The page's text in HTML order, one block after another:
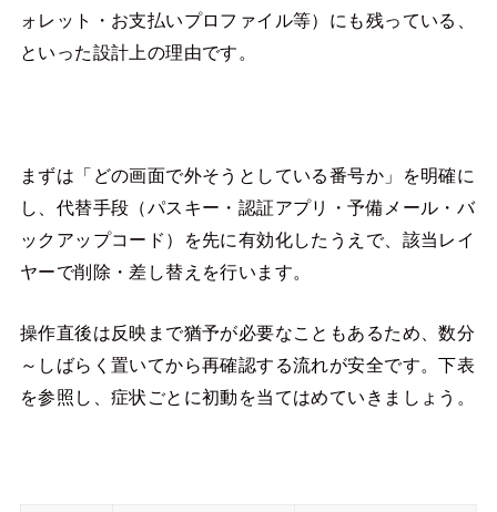
ォレット・お支払いプロファイル等）にも残っている、
といった設計上の理由です。
まずは「どの画面で外そうとしている番号か」を明確に
し、代替手段（パスキー・認証アプリ・予備メール・バ
ックアップコード）を先に有効化したうえで、該当レイ
ヤーで削除・差し替えを行います。
操作直後は反映まで猶予が必要なこともあるため、数分
～しばらく置いてから再確認する流れが安全です。下表
を参照し、症状ごとに初動を当てはめていきましょう。